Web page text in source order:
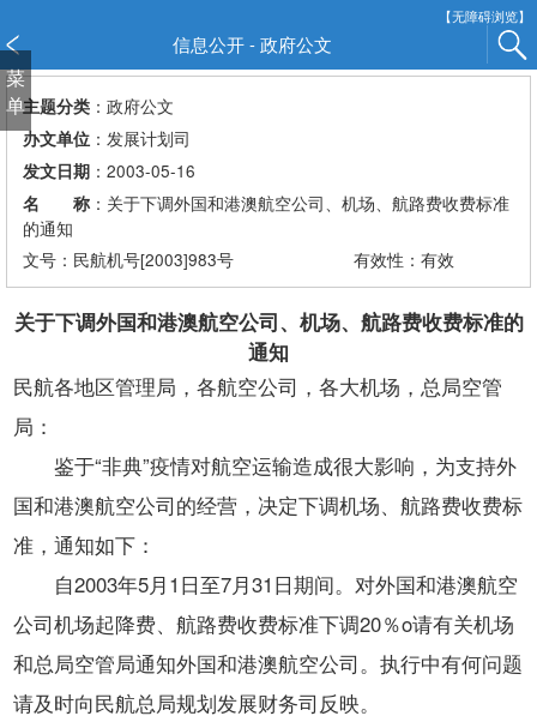
【无障碍浏览】
信息公开 - 政府公文
菜
单主题分类：政府公文
办文单位：发展计划司
发文日期：2003-05-16
名 称：关于下调外国和港澳航空公司、机场、航路费收费标准
的通知
文号：民航机号[2003]983号
有效性：有效
关于下调外国和港澳航空公司、机场、航路费收费标准的
通知
民航各地区管理局，各航空公司，各大机场，总局空管
局：
鉴于“非典”疫情对航空运输造成很大影响，为支持外
国和港澳航空公司的经营，决定下调机场、航路费收费标
准，通知如下：
自2003年5月1日至7月31日期间。对外国和港澳航空
公司机场起降费、航路费收费标准下调20％o请有关机场
和总局空管局通知外国和港澳航空公司。执行中有何问题
请及时向民航总局规划发展财务司反映。
窗
口
打
开
页
面,
Alt
加
波
打
开
模